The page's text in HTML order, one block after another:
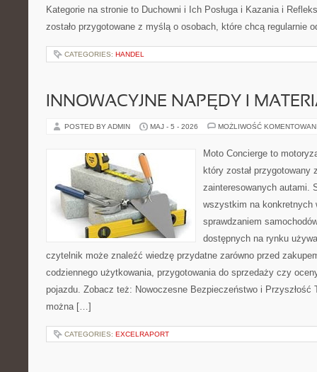
Kategorie na stronie to Duchowni i Ich Posługa i Kazania i
zostało przygotowane z myślą o osobach, które chcą regularnie
CATEGORIES: HANDEL
INNOWACYJNE NAPĘDY I
POSTED BY ADMIN MAJ - 5 - 2026 MOŻLIWOŚĆ
Moto Concierge to
który został przygotowany
zainteresowanych autami.
wszystkim na konkretnych
sprawdzaniem
dostępnych na rynku
czytelnik może znaleźć wiedzę przydatne zarówno przed
codziennego użytkowania, przygotowania do sprzedaży czy
pojazdu. Zobacz też: Nowoczesne Bezpieczeństwo i Przyszłość
można […]
CATEGORIES: EXCELRAPORT